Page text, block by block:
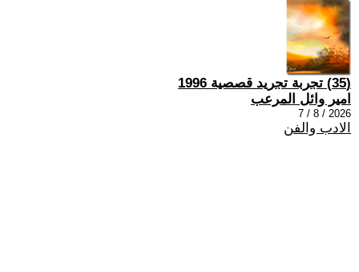
(35) تجربة تجريد قصصية 1996
امير وائل المرعب
2026 / 8 / 7
الادب والفن